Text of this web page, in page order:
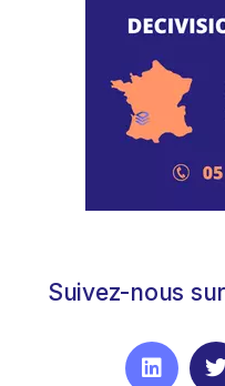
Suivez-nous